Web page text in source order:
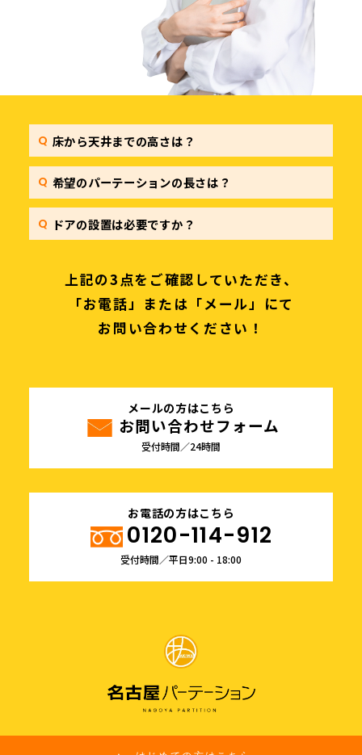
床から天井までの高さは？
希望のパーテーションの長さは？
ドアの設置は必要ですか？
上記の3点をご確認していただき、
「お電話」または「メール」にて
お問い合わせください！
お電話の方はこちら
0120-114-912
受付時間／平日9:00 - 18:00
メールの方はこちら
お問い合わせフォーム
受付時間／24時間